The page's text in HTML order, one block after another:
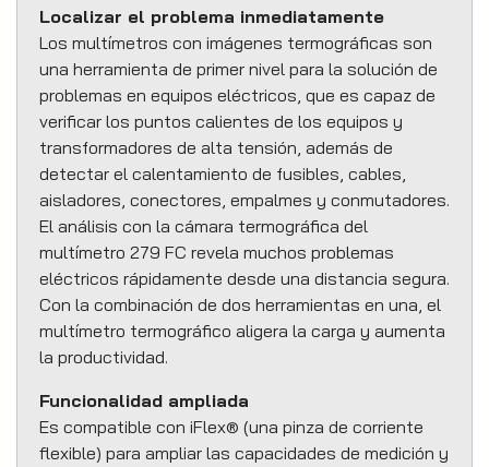
Localizar el problema inmediatamente
Los multímetros con imágenes termográficas son
una herramienta de primer nivel para la solución de
problemas en equipos eléctricos, que es capaz de
verificar los puntos calientes de los equipos y
transformadores de alta tensión, además de
detectar el calentamiento de fusibles, cables,
aisladores, conectores, empalmes y conmutadores.
El análisis con la cámara termográfica del
multímetro 279 FC revela muchos problemas
eléctricos rápidamente desde una distancia segura.
Con la combinación de dos herramientas en una, el
multímetro termográfico aligera la carga y aumenta
la productividad.
Funcionalidad ampliada
Es compatible con iFlex® (una pinza de corriente
flexible) para ampliar las capacidades de medición y